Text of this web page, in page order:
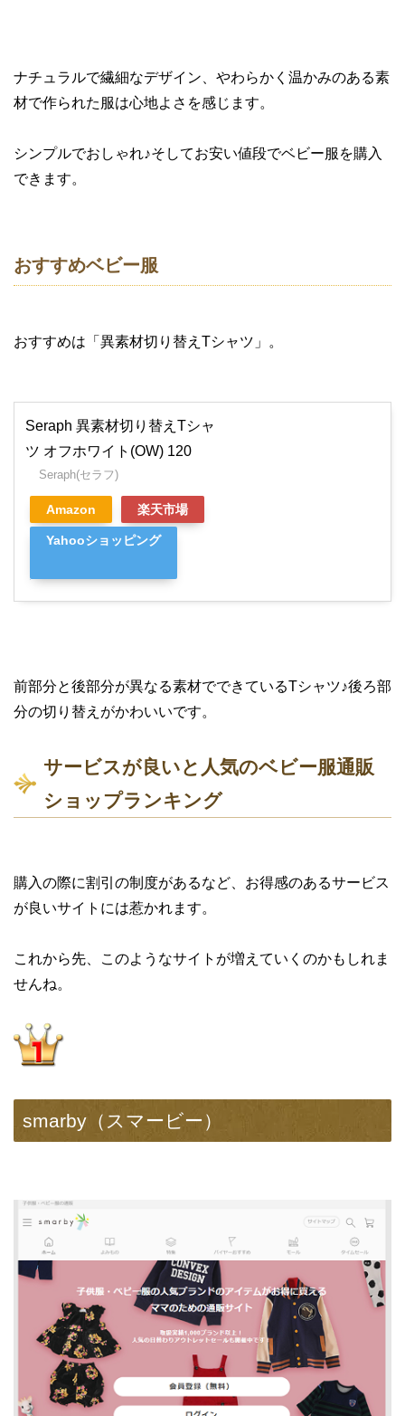
ナチュラルで繊細なデザイン、やわらかく温かみのある素
材で作られた服は心地よさを感じます。
シンプルでおしゃれ♪そしてお安い値段でベビー服を購入
できます。
おすすめベビー服
おすすめは「異素材切り替えTシャツ」。
Seraph 異素材切り替えTシャ
ツ オフホワイト(OW) 120
Seraph(セラフ)
Amazon 楽天市場
Yahooショッピング
前部分と後部分が異なる素材でできているTシャツ♪後ろ部
分の切り替えがかわいいです。
サービスが良いと人気のベビー服通販
ショップランキング
購入の際に割引の制度があるなど、お得感のあるサービス
が良いサイトには惹かれます。
これから先、このようなサイトが増えていくのかもしれま
せんね。
smarby（スマービー）